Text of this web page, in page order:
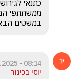
במשטים
08:14 - 08.10.2025
יוסי בכינור